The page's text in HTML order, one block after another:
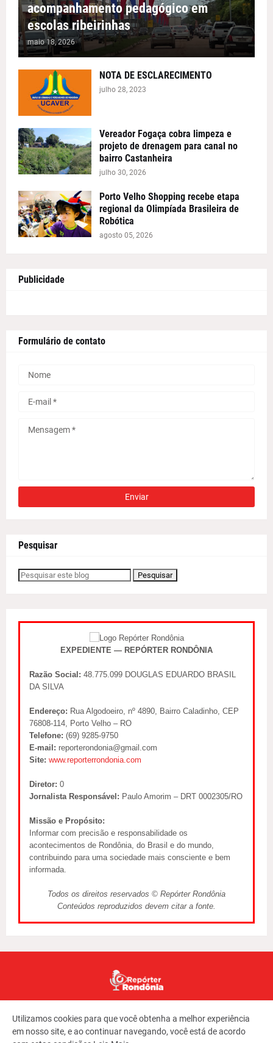
acompanhamento pedagógico em
escolas ribeirinhas
maio 18, 2026
NOTA DE ESCLARECIMENTO
julho 28, 2023
Vereador Fogaça cobra limpeza e
projeto de drenagem para canal no
bairro Castanheira
julho 30, 2026
Porto Velho Shopping recebe etapa
regional da Olimpíada Brasileira de
Robótica
agosto 05, 2026
Publicidade
Formulário de contato
Pesquisar
EXPEDIENTE — REPÓRTER RONDÔNIA
Razão Social: 48.775.099 DOUGLAS EDUARDO BRASIL
DA SILVA
Endereço: Rua Algodoeiro, nº 4890, Bairro Caladinho, CEP
76808-114, Porto Velho – RO
Telefone: (69) 9285-9750
E-mail: reporterondonia@gmail.com
Site: www.reporterrondonia.com
Diretor: 0
Jornalista Responsável: Paulo Amorim – DRT 0002305/RO
Missão e Propósito:
Informar com precisão e responsabilidade os
acontecimentos de Rondônia, do Brasil e do mundo,
contribuindo para uma sociedade mais consciente e bem
informada.
Todos os direitos reservados © Repórter Rondônia
Conteúdos reproduzidos devem citar a fonte.
Utilizamos cookies para que você obtenha a melhor experiência
em nosso site, e ao continuar navegando, você está de acordo